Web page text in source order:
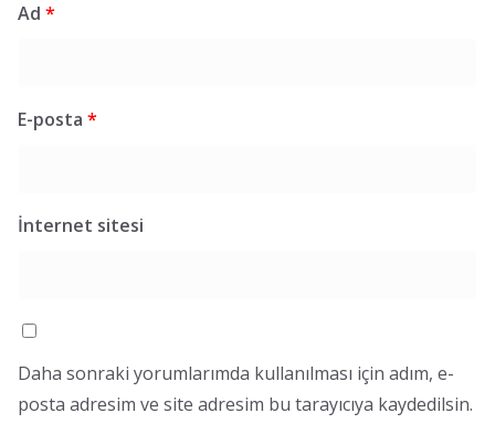
Ad *
E-posta *
İnternet sitesi
Daha sonraki yorumlarımda kullanılması için adım, e-
posta adresim ve site adresim bu tarayıcıya kaydedilsin.